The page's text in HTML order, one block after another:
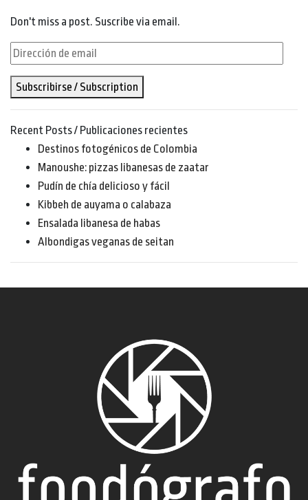
Don't miss a post. Suscribe via email.
Dirección
email
Subscribirse / Subscription
Recent Posts / Publicaciones recientes
Destinos fotogénicos de Colombia
Manoushe: pizzas libanesas de zaatar
Pudín de chía delicioso y fácil
Kibbeh de auyama o calabaza
Ensalada libanesa de habas
Albondigas veganas de seitan